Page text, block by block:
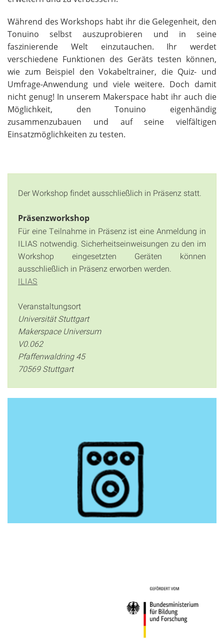
Während des Workshops habt ihr die Gelegenheit, den
Tonuino selbst auszuprobieren und in seine
faszinierende Welt einzutauchen. Ihr werdet
verschiedene Funktionen des Geräts testen können,
wie zum Beispiel den Vokabeltrainer, die Quiz- und
Umfrage-Anwendung und viele weitere. Doch damit
nicht genug! In unserem Makerspace habt ihr auch die
Möglichkeit, den Tonuino eigenhändig
zusammenzubauen und auf seine vielfältigen
Einsatzmöglichkeiten zu testen.
Der Workshop findet ausschließlich in Präsenz statt.
Präsenzworkshop
Für eine Teilnahme in Präsenz ist eine Anmeldung in
ILIAS notwendig. Sicherheitseinweisungen zu den im
Workshop eingesetzten Geräten können
ausschließlich in Präsenz erworben werden.
ILIAS
Veranstaltungsort
Universität Stuttgart
Makerspace Universum
V0.062
Pfaffenwaldring 45
70569 Stuttgart